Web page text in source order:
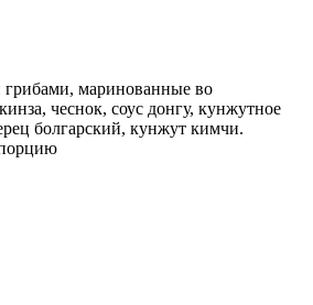
грибами, маринованные во
чеснок, соус донгу, кунжутное
болгарский, кунжут кимчи.